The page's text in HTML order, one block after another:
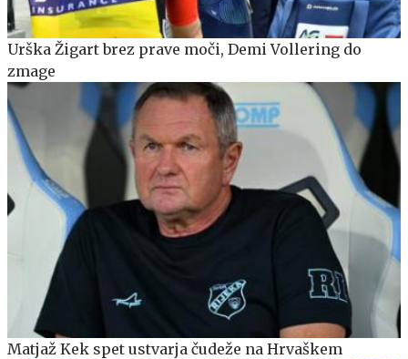
Urška Žigart brez prave moči, Demi Vollering do
zmage
Matjaž Kek spet ustvarja čudeže na Hrvaškem